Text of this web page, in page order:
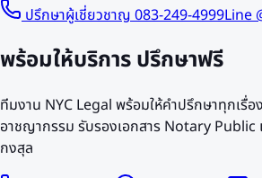
ปรึกษาผู้เชี่ยวชาญ 083-249-4999Line
พร้อมให้บริการปรึกษาฟรี
ทีมงาน NYC Legal พร้อมให้คำปรึกษาทุกเรื่อ
อาชญากรรม รับรองเอกสาร Notary Public
กงสุล